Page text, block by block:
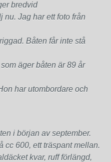
bredvid
nu. Jag har ett foto från
Båten får inte stå
äger båten är 89 år
har utombordare och
i början av september.
cc 600, ett träspant mellan.
kvar, ruff förlängd,